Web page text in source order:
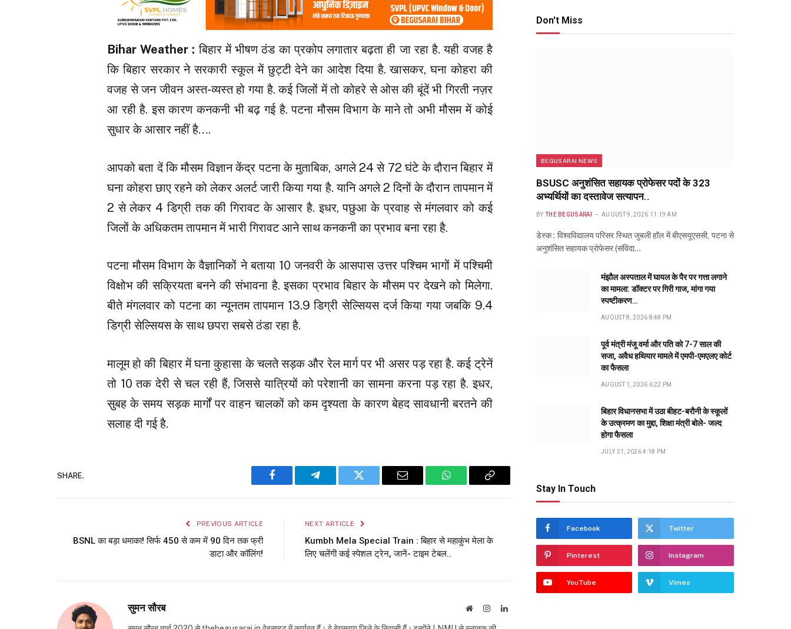
Bihar Weather : बिहार में भीषण ठंड का प्रकोप लगातार बढ़ता ही जा रहा है. यही वजह है
कि बिहार सरकार ने सरकारी स्कूल में छुट्टी देने का आदेश दिया है. खासकर, घना कोहरा की
वजह से जन जीवन अस्त-व्यस्त हो गया है. कई जिलों में तो कोहरे से ओस की बूंदें भी गिरती नज़र
आ रही है. इस कारण कनकनी भी बढ़ गई है. पटना मौसम विभाग के माने तो अभी मौसम में कोई
सुधार के आसार नहीं है….
आपको बता दें कि मौसम विज्ञान केंद्र पटना के मुताबिक, अगले 24 से 72 घंटे के दौरान बिहार में
घना कोहरा छाए रहने को लेकर अलर्ट जारी किया गया है. यानि अगले 2 दिनों के दौरान तापमान में
2 से लेकर 4 डिग्री तक की गिरावट के आसार है. इधर, पछुआ के प्रवाह से मंगलवार को कई
जिलों के अधिकतम तापमान में भारी गिरावट आने साथ कनकनी का प्रभाव बना रहा है.
पटना मौसम विभाग के वैज्ञानिकों ने बताया 10 जनवरी के आसपास उत्तर पश्चिम भागों में पश्चिमी
विक्षोभ की सक्रियता बनने की संभावना है. इसका प्रभाव बिहार के मौसम पर देखने को मिलेगा.
बीते मंगलवार को पटना का न्यूनतम तापमान 13.9 डिग्री सेल्सियस दर्ज किया गया जबकि 9.4
डिग्री सेल्सियस के साथ छपरा सबसे ठंडा रहा है.
मालूम हो की बिहार में घना कुहासा के चलते सड़क और रेल मार्ग पर भी असर पड़ रहा है. कई ट्रेनें
तो 10 तक देरी से चल रही हैं, जिससे यात्रियों को परेशानी का सामना करना पड़ रहा है. इधर,
सुबह के समय सड़क मार्गों पर वाहन चालकों को कम दृश्यता के कारण बेहद सावधानी बरतने की
सलाह दी गई है.
SHARE.
Facebook Telegram Twitter Email WhatsAppCopy
PREVIOUS ARTICLE
BSNL का बड़ा धमाका! सिर्फ ₹450 से कम में 90 दिन तक फ्री
डाटा और कॉलिंग!
NEXT ARTICLE
Kumbh Mela Special Train : बिहार से महाकुंभ मेला के
लिए चलेंगी कई स्पेशल ट्रेन, जानें- टाइम टेबल..
सुमन सौरब WebsiteInstagramLinkedIn
Don't Miss
BEGUSARAI NEWS
BSUSC अनुशंसित सहायक प्रोफेसर पदों के 323
अभ्यर्थियों का दस्तावेज सत्यापन..
BY THE BEGUSARAI AUGUST 9, 2026 11:19 AM
डेस्क : विश्वविद्यालय परिसर स्थित जुबली हॉल में बीएसयूएससी, पटना से
अनुशंसित सहायक प्रोफेसर (संविदा…
मंझौल अस्पताल में घायल के पैर पर गत्ता लगाने
का मामला: डॉक्टर पर गिरी गाज, मांगा गया
स्पष्टीकरण…
AUGUST 8, 2026 8:48 PM
पूर्व मंत्री मंजू वर्मा और पति को 7-7 साल की
सजा, अवैध हथियार मामले में एमपी-एमएलए कोर्ट
का फैसला
AUGUST 1, 2026 6:22 PM
बिहार विधानसभा में उठा बीहट-बरौनी के स्कूलों
के उत्क्रमण का मुद्दा, शिक्षा मंत्री बोले- जल्द
होगा फैसला
JULY 21, 2026 4:18 PM
Stay In Touch
Facebook Twitter
Pinterest Instagram
YouTube Vimeo